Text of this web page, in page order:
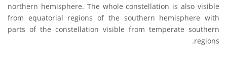
northern hemisphere. The whole constellation is also visible
from equatorial regions of the southern hemisphere with
parts of the constellation visible from temperate southern
regions.